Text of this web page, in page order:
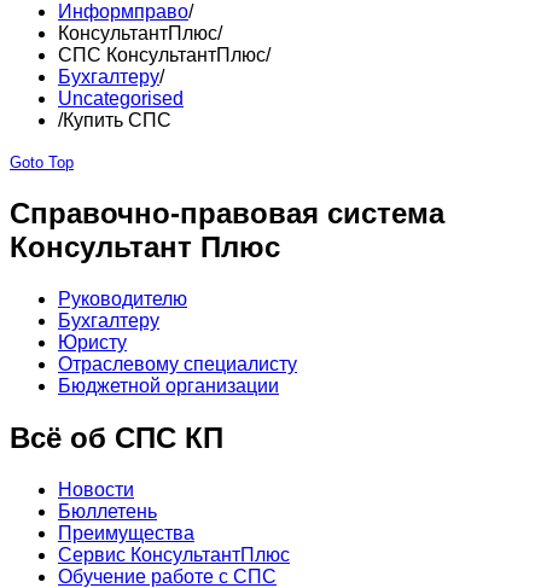
Информправо/
КонсультантПлюс/
СПС КонсультантПлюс/
Бухгалтеру/
Uncategorised
/Купить СПС
Goto Top
Справочно-правовая система
Консультант Плюс
Руководителю
Бухгалтеру
Юристу
Отраслевому специалисту
Бюджетной организации
Всё об СПС КП
Новости
Бюллетень
Преимущества
Сервис КонсультантПлюс
Обучение работе с СПС